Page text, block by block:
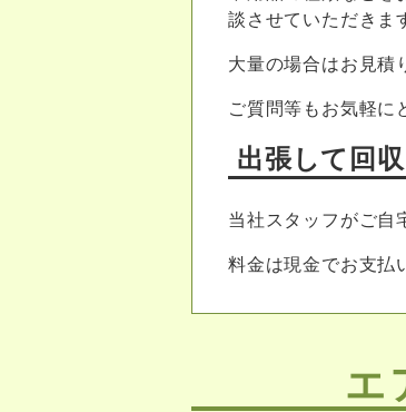
談させていただきま
大量の場合はお見積
ご質問等もお気軽に
出張して回
当社スタッフがご自
料金は現金でお支払
エ